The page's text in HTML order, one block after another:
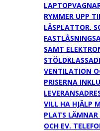
RYMMER UPP
LÄSPLATTOR.
SAMT
VENTILATION
PRISERNA
VILL HA HJÄLP
PLATS LÄMNAR
OCH EV.